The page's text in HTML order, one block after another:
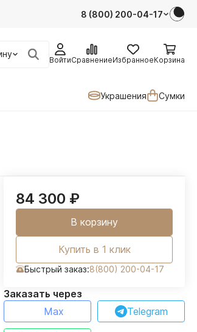
8 (800) 200-04-17
ВойтиСравнениеИзбранноеКорзина
Украшения Сумки
84 300 ₽
В корзину
Купить в 1 клик
Быстрый заказ:8(800) 200-04-17
Заказать через
Max
Telegram